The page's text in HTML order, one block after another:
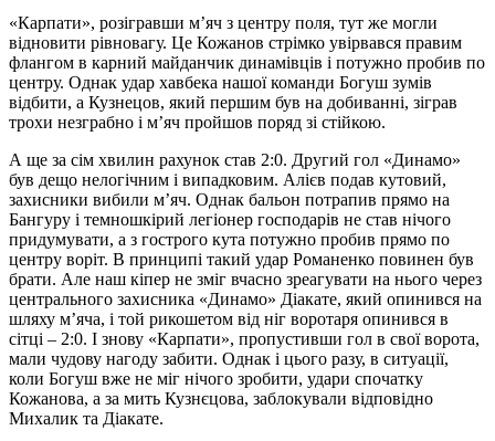
«Карпати», розігравши м’яч з центру поля, тут же могли
відновити рівновагу. Це Кожанов стрімко увірвався правим
флангом в карний майданчик динамівців і потужно пробив по
центру. Однак удар хавбека нашої команди Богуш зумів
відбити, а Кузнецов, який першим був на добиванні, зіграв
трохи незграбно і м’яч пройшов поряд зі стійкою.
А ще за сім хвилин рахунок став 2:0. Другий гол «Динамо»
був дещо нелогічним і випадковим. Алієв подав кутовий,
захисники вибили м’яч. Однак бальон потрапив прямо на
Бангуру і темношкірий легіонер господарів не став нічого
придумувати, а з гострого кута потужно пробив прямо по
центру воріт. В принципі такий удар Романенко повинен був
брати. Але наш кіпер не зміг вчасно зреагувати на нього через
центрального захисника «Динамо» Діакате, який опинився на
шляху м’яча, і той рикошетом від ніг воротаря опинився в
сітці – 2:0. І знову «Карпати», пропустивши гол в свої ворота,
мали чудову нагоду забити. Однак і цього разу, в ситуації,
коли Богуш вже не міг нічого зробити, удари спочатку
Кожанова, а за мить Кузнєцова, заблокували відповідно
Михалик та Діакате.